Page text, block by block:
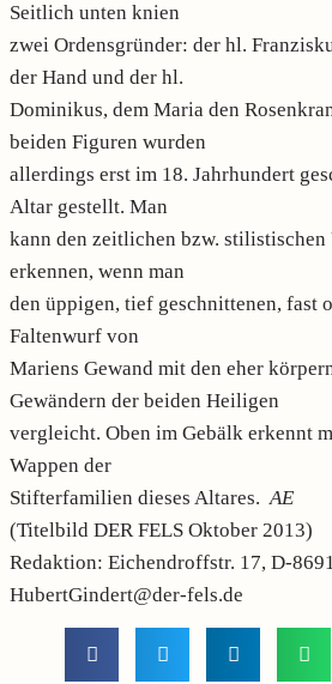
Seitlich unten knien
zwei Ordensgründer: der hl.
der Hand und der hl.
Dominikus, dem Maria den
beiden Figuren wurden
allerdings erst im 18. Jahrhundert
Altar gestellt. Man
kann den zeitlichen bzw.
erkennen, wenn man
den üppigen, tief geschnittenen, fast
Faltenwurf von
Mariens Gewand mit den eher
Gewändern der beiden Heiligen
vergleicht. Oben im Gebälk erkennt
Wappen der
Stifterfamilien dieses Altares.AE
(Titelbild DER FELS Oktober 2013)
Redaktion: Eichendroffstr. 17, D-
HubertGindert@der-fels.de